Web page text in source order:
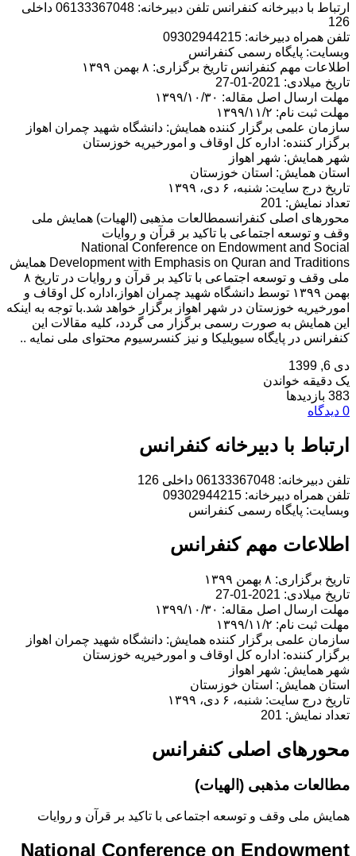
ارتباط با دبیرخانه کنفرانس تلفن دبیرخانه: 06133367048 داخلی
126
تلفن همراه دبیرخانه: 09302944215
وبسایت: پایگاه رسمی کنفرانس
اطلاعات مهم کنفرانس تاریخ برگزاری: ۸ بهمن ۱۳۹۹
تاریخ میلادی: 2021-01-27
مهلت ارسال اصل مقاله: ۱۳۹۹/۱۰/۳۰
مهلت ثبت نام: ۱۳۹۹/۱۱/۲
سازمان علمی برگزار کننده همایش: دانشگاه شهید چمران اهواز
برگزار کننده: اداره کل اوقاف و امورخیریه خوزستان
شهر همایش: شهر اهواز
استان همایش: استان خوزستان
تاریخ درج سایت: شنبه، ۶ دی، ۱۳۹۹
تعداد نمایش: 201
محورهای اصلی کنفرانسمطالعات مذهبی (الهیات) همایش ملی
وقف و توسعه اجتماعی با تاکید بر قرآن و روایات
National Conference on Endowment and Social
Development with Emphasis on Quran and Traditions همایش
ملی وقف و توسعه اجتماعی با تاکید بر قرآن و روایات در تاریخ ۸
بهمن ۱۳۹۹ توسط دانشگاه شهید چمران اهواز،اداره کل اوقاف و
امورخیریه خوزستان در شهر اهواز برگزار خواهد شد.با توجه به اینکه
این همایش به صورت رسمی برگزار می گردد، کلیه مقالات این
کنفرانس در پایگاه سیویلیکا و نیز کنسرسیوم محتوای ملی نمایه ..
دی 6, 1399
یک دقیقه خواندن
383 بازدیدها
0 دیدگاه
ارتباط با دبیرخانه کنفرانس
تلفن دبیرخانه: 06133367048 داخلی 126
تلفن همراه دبیرخانه: 09302944215
وبسایت: پایگاه رسمی کنفرانس
اطلاعات مهم کنفرانس
تاریخ برگزاری: ۸ بهمن ۱۳۹۹
تاریخ میلادی: 2021-01-27
مهلت ارسال اصل مقاله: ۱۳۹۹/۱۰/۳۰
مهلت ثبت نام: ۱۳۹۹/۱۱/۲
سازمان علمی برگزار کننده همایش: دانشگاه شهید چمران اهواز
برگزار کننده: اداره کل اوقاف و امورخیریه خوزستان
شهر همایش: شهر اهواز
استان همایش: استان خوزستان
تاریخ درج سایت: شنبه، ۶ دی، ۱۳۹۹
تعداد نمایش: 201
محورهای اصلی کنفرانس
مطالعات مذهبی (الهیات)
همایش ملی وقف و توسعه اجتماعی با تاکید بر قرآن و روایات
National Conference on Endowment